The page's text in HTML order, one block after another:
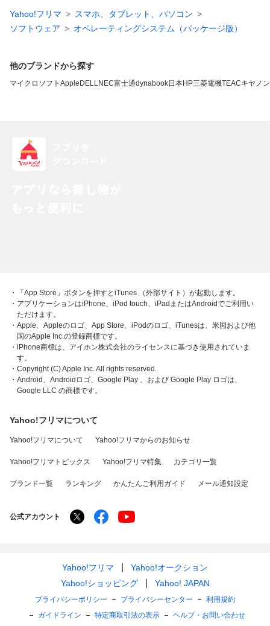
Yahoo!フリマ
スマホ、タブレット、パソコン
ソフトウェア
オペレーティングシステム（パッケージ版）
他のブランドから探す
マイクロソフト Apple DELLNEC富士通dynabook日本HP三菱電機TEACキヤノン
・「App Store」ボタンを押すとiTunes （外部サイト）が起動します。
・アプリケーションはiPhone、iPod touch、iPadまたはAndroidでご利用い
ただけます。
・Apple、Appleのロゴ、App Store、iPodのロゴ、iTunesは、米国および他
国のApple Inc.の登録商標です。
・iPhone商標は、アイホン株式会社のライセンスに基づき使用されていま
す。
・Copyright (C) Apple Inc. All rights reserved.
・Android、Androidロゴ、Google Play 、および Google Play ロゴは、
Google LLC の商標です。
Yahoo!フリマについて
Yahoo!フリマについて Yahoo!フリマからのお知らせ
Yahoo!フリマトピックス Yahoo!フリマ特集 カテゴリ一覧
ブランド一覧 ランキング かんたんご利用ガイド メール通知設定
公式アカウント
Yahoo!フリマ
Yahoo!オークション
Yahoo!ショッピング
Yahoo! JAPAN
プライバシーポリシー プライバシーセンター
利用規約
ガイドライン
特定商取引法の表示
ヘルプ・お問い合わせ